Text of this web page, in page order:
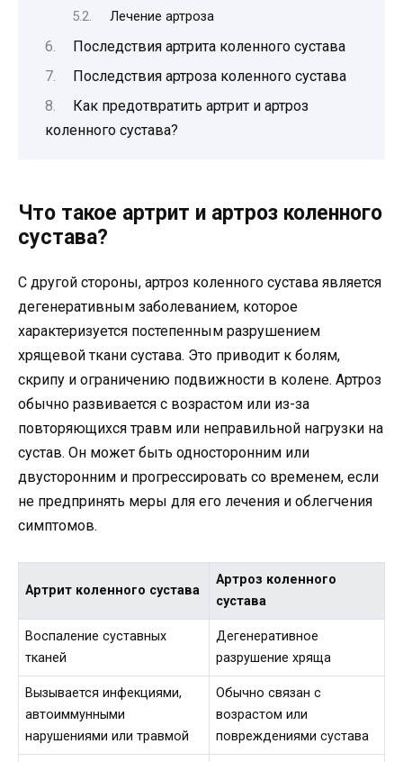
Лечение артроза
Последствия артрита коленного сустава
Последствия артроза коленного сустава
Как предотвратить артрит и артроз
коленного сустава?
Что такое артрит и артроз коленного
сустава?
С другой стороны, артроз коленного сустава является
дегенеративным заболеванием, которое
характеризуется постепенным разрушением
хрящевой ткани сустава. Это приводит к болям,
скрипу и ограничению подвижности в колене. Артроз
обычно развивается с возрастом или из-за
повторяющихся травм или неправильной нагрузки на
сустав. Он может быть односторонним или
двусторонним и прогрессировать со временем, если
не предпринять меры для его лечения и облегчения
симптомов.
Артрит коленного сустава
Артроз коленного
сустава
Воспаление суставных
тканей
Дегенеративное
разрушение хряща
Вызывается инфекциями,
автоиммунными
нарушениями или травмой
Обычно связан с
возрастом или
повреждениями сустава